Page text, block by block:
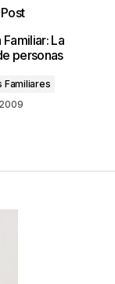
están La
personas
Familiares